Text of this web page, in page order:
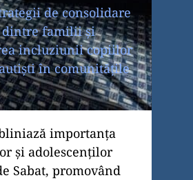
de consolidare
familii și
incluziunii copiilor
în comunitățile
importanța
și adolescenților
Sabat, promovând